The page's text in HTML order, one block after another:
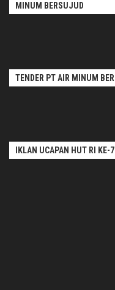
MINUM BERSUJUD
TENDER PT AIR MINUM
IKLAN UCAPAN HUT RI